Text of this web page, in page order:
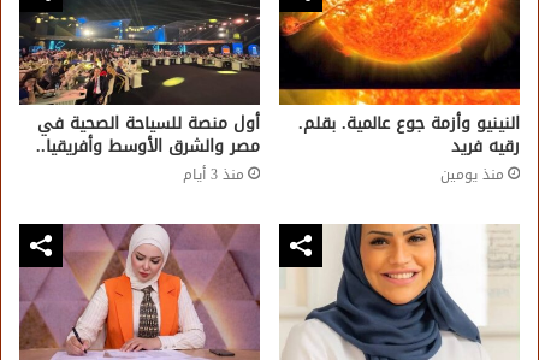
النينيو وأزمة جوع عالمية. بقلم.
رقيه فريد
منذ يومين
أول منصة للسياحة الصحية في
مصر والشرق الأوسط وأفريقيا..
منذ 3 أيام